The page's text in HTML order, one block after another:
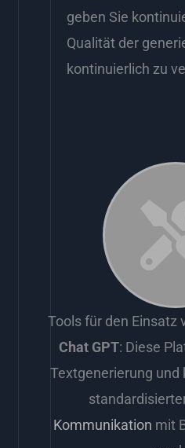
geben Sie
Qualität der
kontinuierlich zu
Tools für den Einsatz
Chat GPT: Diese
Textgenerierung und
Kommunikation mit